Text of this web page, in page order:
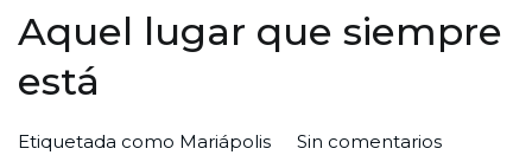
Aquel lugar que siempre
está
Por
Publicada
Publicada
Etiquetada como Mariápolis Sin comentariosen